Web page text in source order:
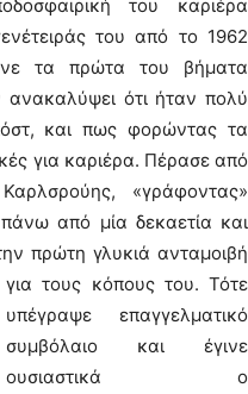
του καριέρα
του από το 1962
τα πρώτα του βήματα
ανακαλύψει ότι ήταν πολύ
και πως φορώντας τα
για καριέρα. Πέρασε από
«γράφοντας»
από μία δεκαετία και
πρώτη γλυκιά ανταμοιβή
για τους κόπους του. Τότε
υπέγραψε επαγγελματικό
συμβόλαιο και έγινε
ουσιαστικά ο